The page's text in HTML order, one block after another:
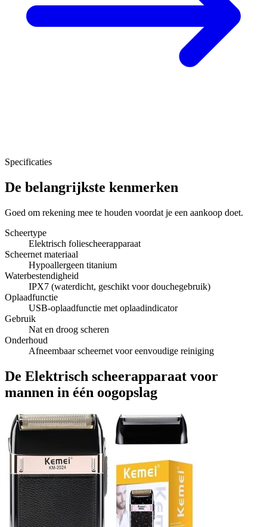
Specificaties
De belangrijkste kenmerken
Goed om rekening mee te houden voordat je een aankoop doet.
Scheertype
Elektrisch foliescheerapparaat
Scheernet materiaal
Hypoallergeen titanium
Waterbestendigheid
IPX7 (waterdicht, geschikt voor douchegebruik)
Oplaadfunctie
USB-oplaadfunctie met oplaadindicator
Gebruik
Nat en droog scheren
Onderhoud
Afneembaar scheernet voor eenvoudige reiniging
De Elektrisch scheerapparaat voor
mannen in één oogopslag